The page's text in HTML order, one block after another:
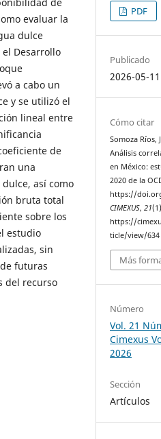
evaluar la
dulce
Desarrollo
a cabo un
y se utilizó el
lineal entre
de
una
así como
bruta total
sobre los
estudio
sin
futuras
del recurso
PDF
Publicado
2026-05-11
Cómo citar
Somoza Ríos,
Análisis
en México:
2020 de la
https://
CIMEXUS,21
https://
ticle/view/634
Más
Número
Vol. 21
Cimexus
2026
Sección
Artículos